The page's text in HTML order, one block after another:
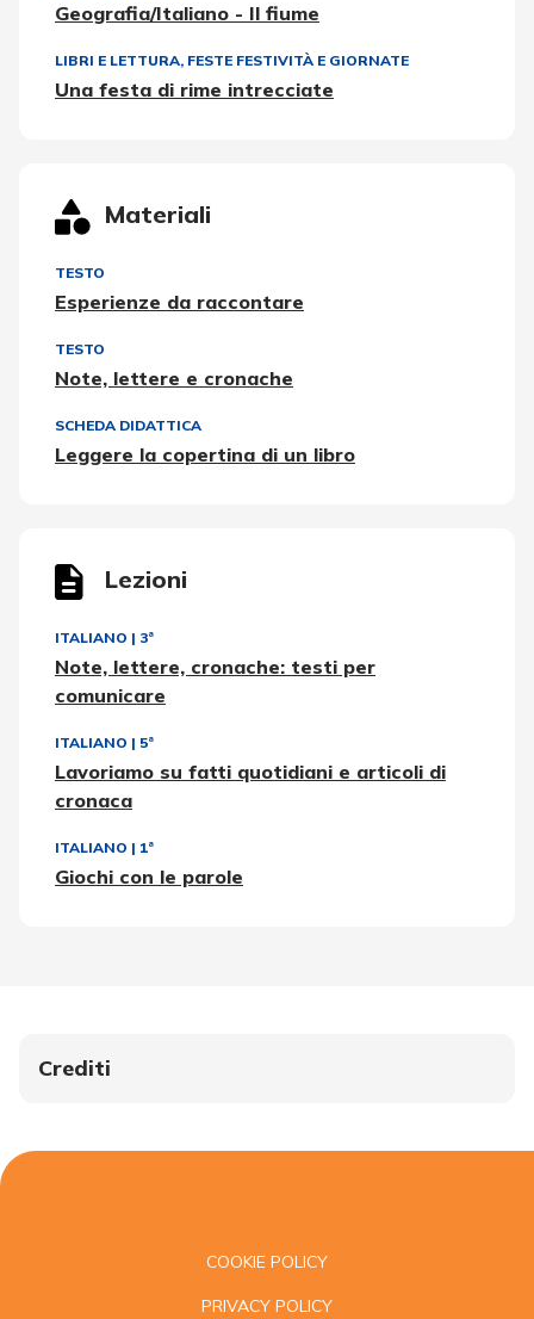
Geografia/Italiano - Il fiume
LIBRI E LETTURA, FESTE FESTIVITÀ E GIORNATE
Una festa di rime intrecciate
Materiali
TESTO
Esperienze da raccontare
TESTO
Note, lettere e cronache
SCHEDA DIDATTICA
Leggere la copertina di un libro
Lezioni
ITALIANO | 3ª
Note, lettere, cronache: testi per
comunicare
ITALIANO | 5ª
Lavoriamo su fatti quotidiani e articoli di
cronaca
ITALIANO | 1ª
Giochi con le parole
Crediti
COOKIE POLICY
PRIVACY POLICY